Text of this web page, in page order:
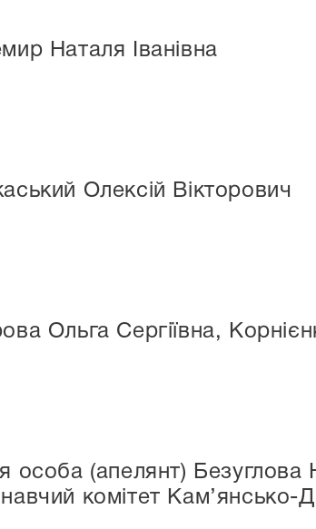
Наталя Іванівна
Олексій Вікторович
Ольга Сергіївна,
особа (апелянт)
комітет Кам’янсько-